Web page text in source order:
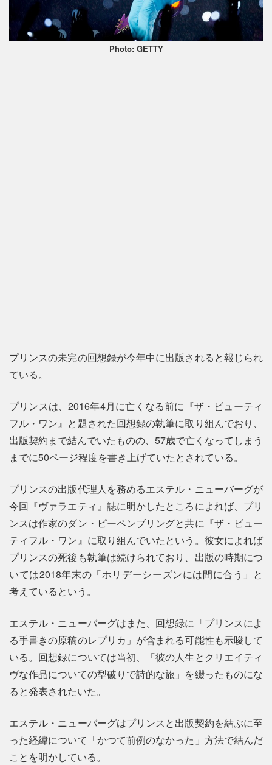
Photo: GETTY
プリンスの未完の回想録が今年中に出版されると報じられ
ている。
プリンスは、2016年4月に亡くなる前に『ザ・ビューティ
フル・ワン』と題された回想録の執筆に取り組んでおり、
出版契約まで結んでいたものの、57歳で亡くなってしまう
までに50ページ程度を書き上げていたとされている。
プリンスの出版代理人を務めるエステル・ニューバーグが
今回『ヴァラエティ』誌に明かしたところによれば、プリ
ンスは作家のダン・ピーペンブリングと共に『ザ・ビュー
ティフル・ワン』に取り組んでいたという。彼女によれば
プリンスの死後も執筆は続けられており、出版の時期につ
いては2018年末の「ホリデーシーズンには間に合う」と
考えているという。
エステル・ニューバーグはまた、回想録に「プリンスによ
る手書きの原稿のレプリカ」が含まれる可能性も示唆して
いる。回想録については当初、「彼の人生とクリエイティ
ヴな作品についての型破りで詩的な旅」を綴ったものにな
ると発表されたいた。
エステル・ニューバーグはプリンスと出版契約を結ぶに至
った経緯について「かつて前例のなかった」方法で結んだ
ことを明かしている。